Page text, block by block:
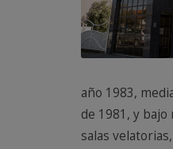
año 1983,
de 1981, y
salas